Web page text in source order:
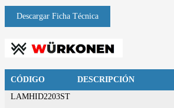
CÓDIGO DESCRIPCIÓN
LAMHID2203ST